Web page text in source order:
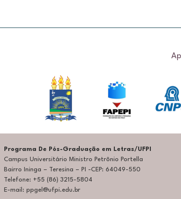
Programa De Pós-Graduação em Letras/UFPI
Campus Universitário Ministro Petrônio Portella
Bairro Ininga – Teresina – PI -CEP: 64049-550
Telefone: +55 (86) 3215-5804
E-mail: ppgel@ufpi.edu.br